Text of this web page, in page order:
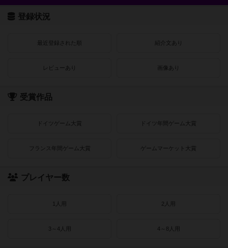
登録状況
最近登録された順 紹介文あり
レビューあり 画像あり
受賞作品
ドイツゲーム大賞 ドイツ年間ゲーム大賞
フランス年間ゲーム大賞 ゲームマーケット大賞
プレイヤー数
1人用 2人用
3～4人用 4～8人用